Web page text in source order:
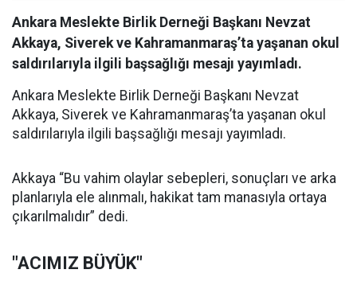
Ankara Meslekte Birlik Derneği Başkanı Nevzat
Akkaya, Siverek ve Kahramanmaraş’ta yaşanan okul
saldırılarıyla ilgili başsağlığı mesajı yayımladı.
Ankara Meslekte Birlik Derneği Başkanı Nevzat
Akkaya, Siverek ve Kahramanmaraş’ta yaşanan okul
saldırılarıyla ilgili başsağlığı mesajı yayımladı.
Akkaya “Bu vahim olaylar sebepleri, sonuçları ve arka
planlarıyla ele alınmalı, hakikat tam manasıyla ortaya
çıkarılmalıdır” dedi.
"ACIMIZ BÜYÜK"